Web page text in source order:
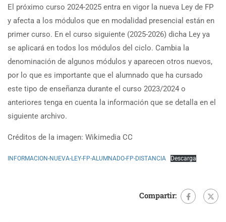
El próximo curso 2024-2025 entra en vigor la nueva Ley de FP
y afecta a los módulos que en modalidad presencial están en
primer curso. En el curso siguiente (2025-2026) dicha Ley ya
se aplicará en todos los módulos del ciclo. Cambia la
denominación de algunos módulos y aparecen otros nuevos,
por lo que es importante que el alumnado que ha cursado
este tipo de enseñanza durante el curso 2023/2024 o
anteriores tenga en cuenta la información que se detalla en el
siguiente archivo.
Créditos de la imagen: Wikimedia CC
INFORMACION-NUEVA-LEY-FP-ALUMNADO-FP-DISTANCIA Descarga
Compartir: